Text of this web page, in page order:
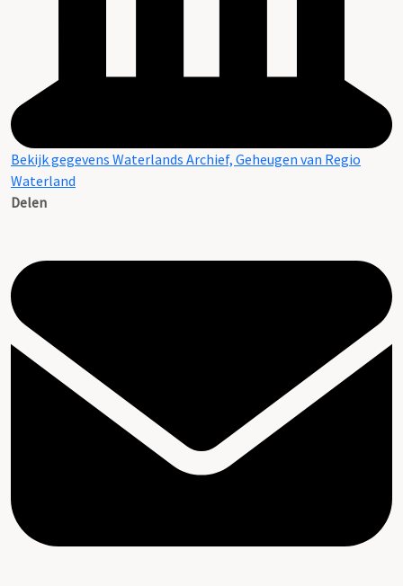
Bekijk gegevens Waterlands Archief, Geheugen van Regio
Waterland
Delen